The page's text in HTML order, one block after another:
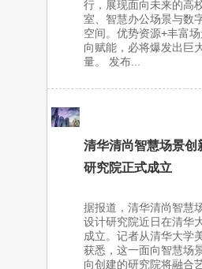
行，展现面向未来的高
室、智慧办公场景与数
空间。优势资源+丰富场
向赋能，必将爆发出巨
量。 发布...
清华清尚智慧场景创
研究院正式成立
据报道，清华清尚智慧
设计研究院近日在清华
成立。记者从清华大学
获悉，这一面向智慧场
向创建的研究院将融合